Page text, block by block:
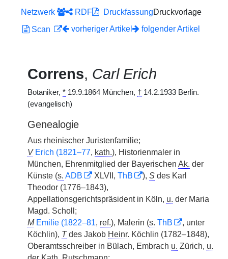
Netzwerk
RDF DruckfassungDruckvorlage
Scan
vorheriger Artikel folgender Artikel
Correns, Carl Erich
Botaniker, * 19.9.1864 München, † 14.2.1933 Berlin.
(evangelisch)
Genealogie
Aus rheinischer Juristenfamilie;
V Erich (1821–77, kath.), Historienmaler in
München, Ehrenmitglied der Bayerischen Ak. der
Künste (s. ADB XLVII, ThB ), S des Karl
Theodor (1776–1843),
Appellationsgerichtspräsident in Köln, u. der Maria
Magd. Scholl;
M Emilie (1822–81, ref.), Malerin (s. ThB
, unter
Köchlin), Tdes Jakob Heinr. Köchlin (1782–1848),
Oberamtsschreiber in Bülach, Embrach u. Zürich, u.